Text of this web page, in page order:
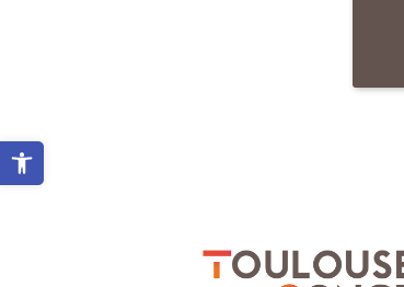
Ouvrir la barre d’outils